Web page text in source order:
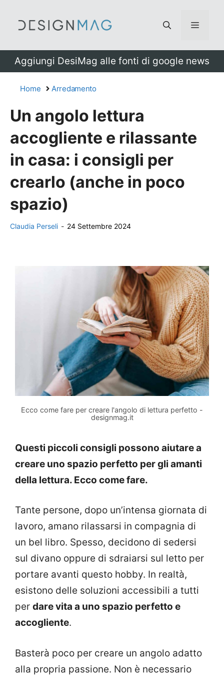
Menu
Aggiungi DesiMag alle fonti di google news
Home Arredamento
Un angolo lettura
accogliente e rilassante
in casa: i consigli per
crearlo (anche in poco
spazio)
Claudia Perseli - 24 Settembre 2024
Ecco come fare per creare l'angolo di lettura perfetto -
designmag.it
Questi piccoli consigli possono aiutare a
creare uno spazio perfetto per gli amanti
della lettura. Ecco come fare.
Tante persone, dopo un’intensa giornata di
lavoro, amano rilassarsi in compagnia di
un bel libro. Spesso, decidono di sedersi
sul divano oppure di sdraiarsi sul letto per
portare avanti questo hobby. In realtà,
esistono delle soluzioni accessibili a tutti
per dare vita a uno spazio perfetto e
accogliente.
Basterà poco per creare un angolo adatto
alla propria passione. Non è necessario